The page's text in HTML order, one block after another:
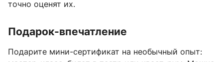
точно оценят их.
Подарок-впечатление
Подарите мини-сертификат на необычный опыт: